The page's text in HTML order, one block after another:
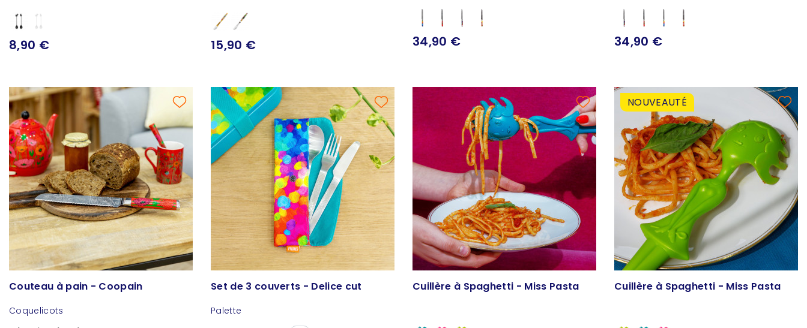
8,90 € 15,90 € 34,90 € 34,90 €
Couteau à pain - Coopain
Coquelicots
Set de 3 couverts - Delice cut
Palette
Cuillère à Spaghetti - Miss Pasta
NOUVEAUTÉ
Cuillère à Spaghetti - Miss Pasta